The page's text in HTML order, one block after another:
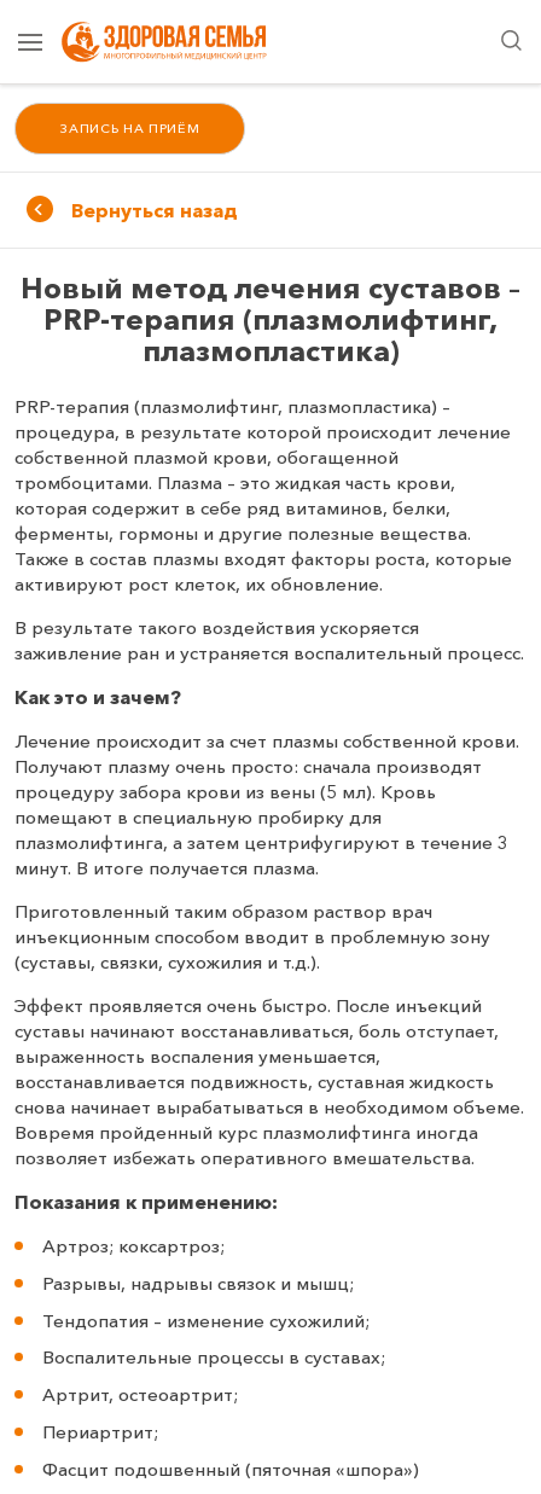
ЗАПИСЬ НА ПРИЁМ
Вернуться назад
Новый метод лечения суставов –
PRP-терапия (плазмолифтинг,
плазмопластика)
PRP-терапия (плазмолифтинг, плазмопластика) –
процедура, в результате которой происходит лечение
собственной плазмой крови, обогащенной
тромбоцитами. Плазма – это жидкая часть крови,
которая содержит в себе ряд витаминов, белки,
ферменты, гормоны и другие полезные вещества.
Также в состав плазмы входят факторы роста, которые
активируют рост клеток, их обновление.
В результате такого воздействия ускоряется
заживление ран и устраняется воспалительный процесс.
Как это и зачем?
Лечение происходит за счет плазмы собственной крови.
Получают плазму очень просто: сначала производят
процедуру забора крови из вены (5 мл). Кровь
помещают в специальную пробирку для
плазмолифтинга, а затем центрифугируют в течение 3
минут. В итоге получается плазма.
Приготовленный таким образом раствор врач
инъекционным способом вводит в проблемную зону
(суставы, связки, сухожилия и т.д.).
Эффект проявляется очень быстро. После инъекций
суставы начинают восстанавливаться, боль отступает,
выраженность воспаления уменьшается,
восстанавливается подвижность, суставная жидкость
снова начинает вырабатываться в необходимом объеме.
Вовремя пройденный курс плазмолифтинга иногда
позволяет избежать оперативного вмешательства.
Показания к применению:
Артроз; коксартроз;
Разрывы, надрывы связок и мышц;
Тендопатия – изменение сухожилий;
Воспалительные процессы в суставах;
Артрит, остеоартрит;
Периартрит;
Фасцит подошвенный (пяточная «шпора»)